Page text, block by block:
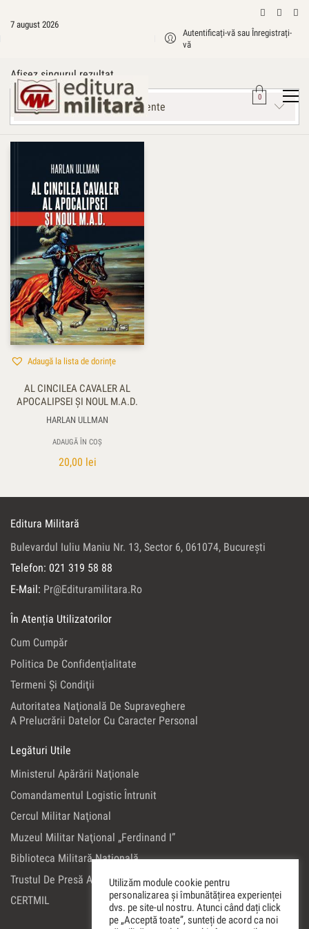
7 august 2026
Autentificați-vă sau Înregistrați-
vă
0
Afișez singurul rezultat
Sortează după cele mai recente
Adaugă la lista de dorințe
AL CINCILEA CAVALER AL
APOCALIPSEI ȘI NOUL M.A.D.
HARLAN ULLMAN
ADAUGĂ ÎN COȘ
20,00 lei
Editura Militară
Bulevardul Iuliu Maniu Nr. 13, Sector 6, 061074, Bucureşti
Telefon: 021 319 58 88
E-Mail: Pr@edituramilitara.ro
În Atenția Utilizatorilor
Cum Cumpăr
Politica De Confidenţialitate
Termeni Şi Condiţii
Autoritatea Naţională De Supraveghere
A Prelucrării Datelor Cu Caracter Personal
Legături Utile
Ministerul Apărării Naţionale
Comandamentul Logistic Întrunit
Cercul Militar Naţional
Muzeul Militar Naţional „Ferdinand I”
Biblioteca Militară Naţională
Trustul De Presă Al Ministerului Apărării Naţionale
CERTMIL
Utilizăm module cookie pentru
personalizarea și îmbunătățirea experienței
dvs. pe site-ul nostru. Atunci când dați click
pe „Acceptă toate”, sunteți de acord ca noi